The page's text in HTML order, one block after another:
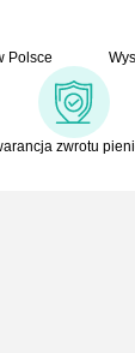
Polsce
zwrotu